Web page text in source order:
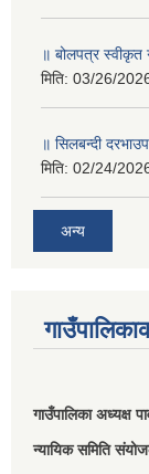
॥ बोलपत्र
मिति: 03/26/
॥ सिलबन्दी
मिति: 02/24/
अन्य
गाउँपालिका अध्यक्ष
न्यायिक समिति